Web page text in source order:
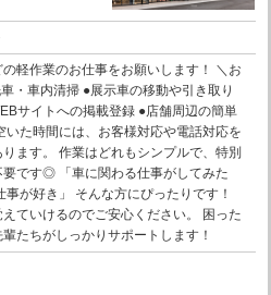
軽作業のお仕事をお願いします！ ＼お
・車内清掃 ●展示車の移動や引き取り
サイトへの掲載登録 ●店舗周辺の簡単
た時間には、お客様対応や電話対応を
ます。 作業はどれもシンプルで、特別
です◎ 「車に関わる仕事がしてみた
事が好き」 そんな方にぴったりです！
ていけるのでご安心ください。 困った
たちがしっかりサポートします！